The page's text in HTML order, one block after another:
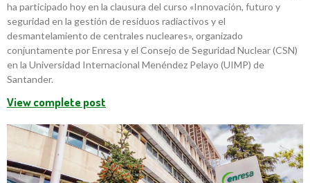
ha participado hoy en la clausura del curso «Innovación, futuro y
seguridad en la gestión de residuos radiactivos y el
desmantelamiento de centrales nucleares», organizado
conjuntamente por Enresa y el Consejo de Seguridad Nuclear (CSN)
en la Universidad Internacional Menéndez Pelayo (UIMP) de
Santander.
View complete post